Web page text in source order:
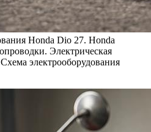
Honda Dio 27. Honda
Электрическая
электрооборудования